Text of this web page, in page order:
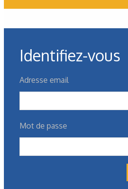
Identifiez-vous
Adresse email
Mot de passe